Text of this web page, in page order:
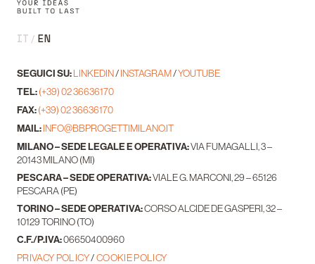
IT EN
SEGUICI SU:LINKEDIN/INSTAGRAM/YOUTUBE
TEL:(+39) 02 36636170
FAX:(+39) 02 36636170
MAIL:INFO@BBPROGETTIMILANO.IT
MILANO – SEDE LEGALE E OPERATIVA:VIA FUMAGALLI, 3 –
20143 MILANO (MI)
PESCARA – SEDE OPERATIVA:VIALE G. MARCONI, 29 – 65126
PESCARA (PE)
TORINO – SEDE OPERATIVA:CORSO ALCIDE DE GASPERI, 32 –
10129 TORINO (TO)
C.F./P.IVA:06650400960
PRIVACY POLICY/COOKIE POLICY